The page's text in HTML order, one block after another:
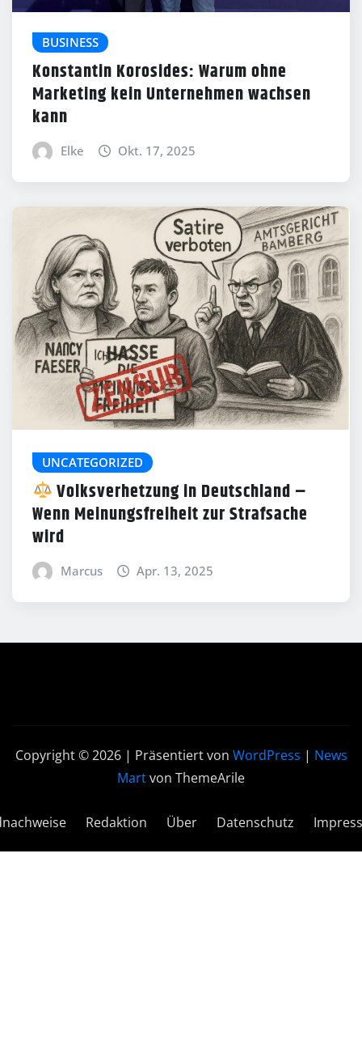
BUSINESS
Konstantin Korosides: Warum ohne
Marketing kein Unternehmen wachsen
kann
Elke Okt. 17, 2025
UNCATEGORIZED
Volksverhetzung in Deutschland –
Wenn Meinungsfreiheit zur Strafsache
wird
Marcus Apr. 13, 2025
Copyright © 2026 | Präsentiert von WordPress | News
Martvon ThemeArile
Redaktion Über Datenschutz